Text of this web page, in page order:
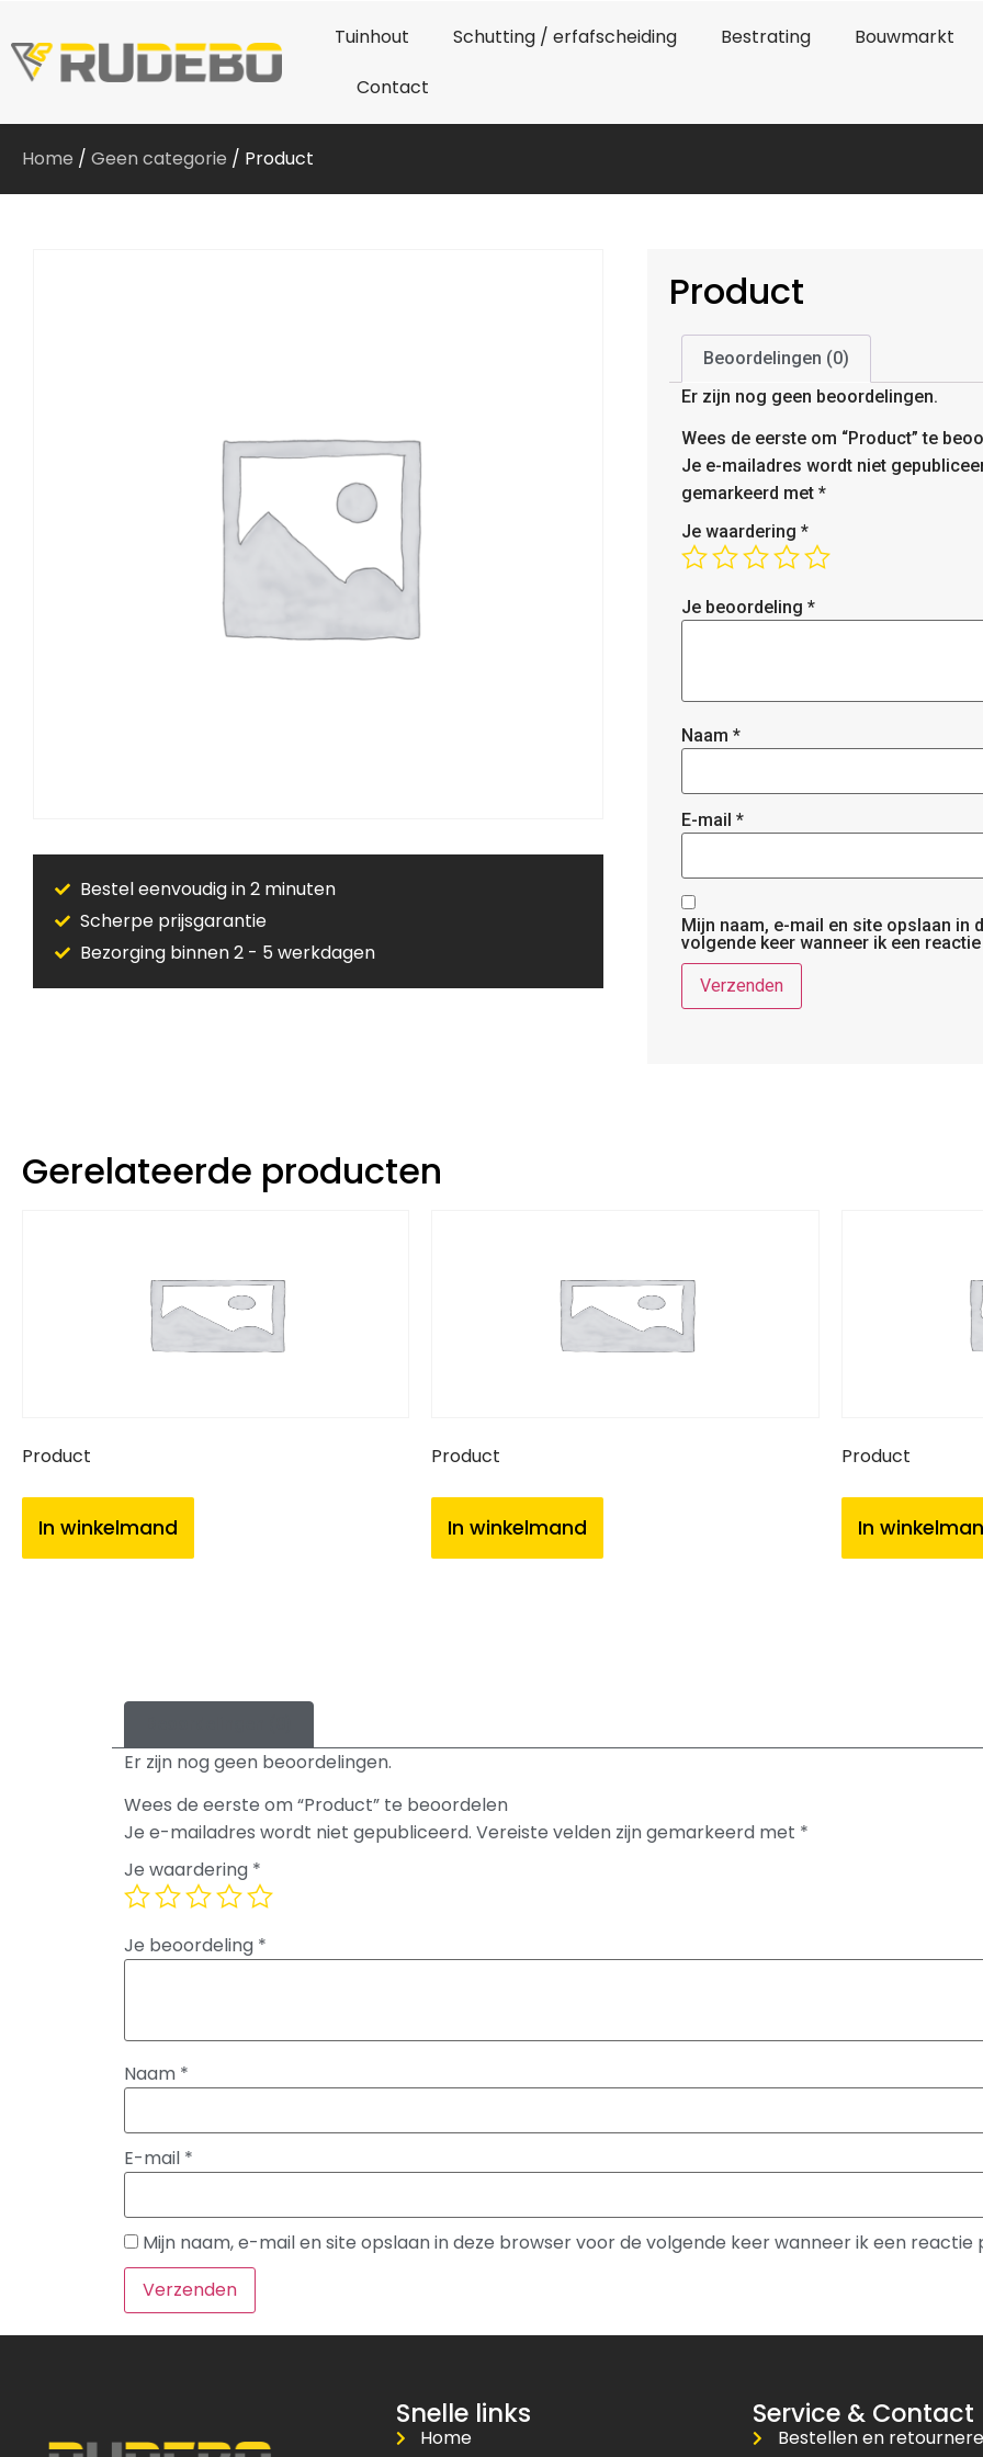
Tuinhout Schutting / erfafscheiding Bestrating
Bouwmarkt
Contact
Home / Geen categorie / Product
Bestel eenvoudig in 2 minuten
Scherpe prijsgarantie
Bezorging binnen 2 - 5 werkdagen
Product
Beoordelingen (0)
Er zijn nog geen beoordelingen.
Wees de eerste om “Product” te
Je e-mailadres wordt niet
gemarkeerd met *
Je waardering *
Je beoordeling *
Naam *
E-mail *
Mijn naam, e-mail en site opslaan in
volgende keer wanneer ik een
Gerelateerde producten
Product
In winkelmand
Product
In winkelmand
Product
In
Er zijn nog geen beoordelingen.
Wees de eerste om “Product” te beoordelen
Je e-mailadres wordt niet gepubliceerd. Vereiste velden zijn gemarkeerd met *
Je waardering *
Je beoordeling *
Naam *
E-mail *
Mijn naam, e-mail en site opslaan in deze browser voor de volgende keer wanneer ik een reactie
Snelle links
Home
Service & Contact
Bestellen en